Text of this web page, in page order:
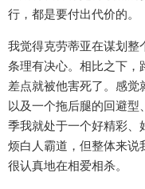
行，都是要付出代价的。
我觉得克劳蒂亚在谋划整
条理有决心。相比之下，
差点就被他害死了。感觉
以及一个拖后腿的回避
季我就处于一个好精彩、
烦白人霸道，但整体来说
很认真地在相爱相杀。